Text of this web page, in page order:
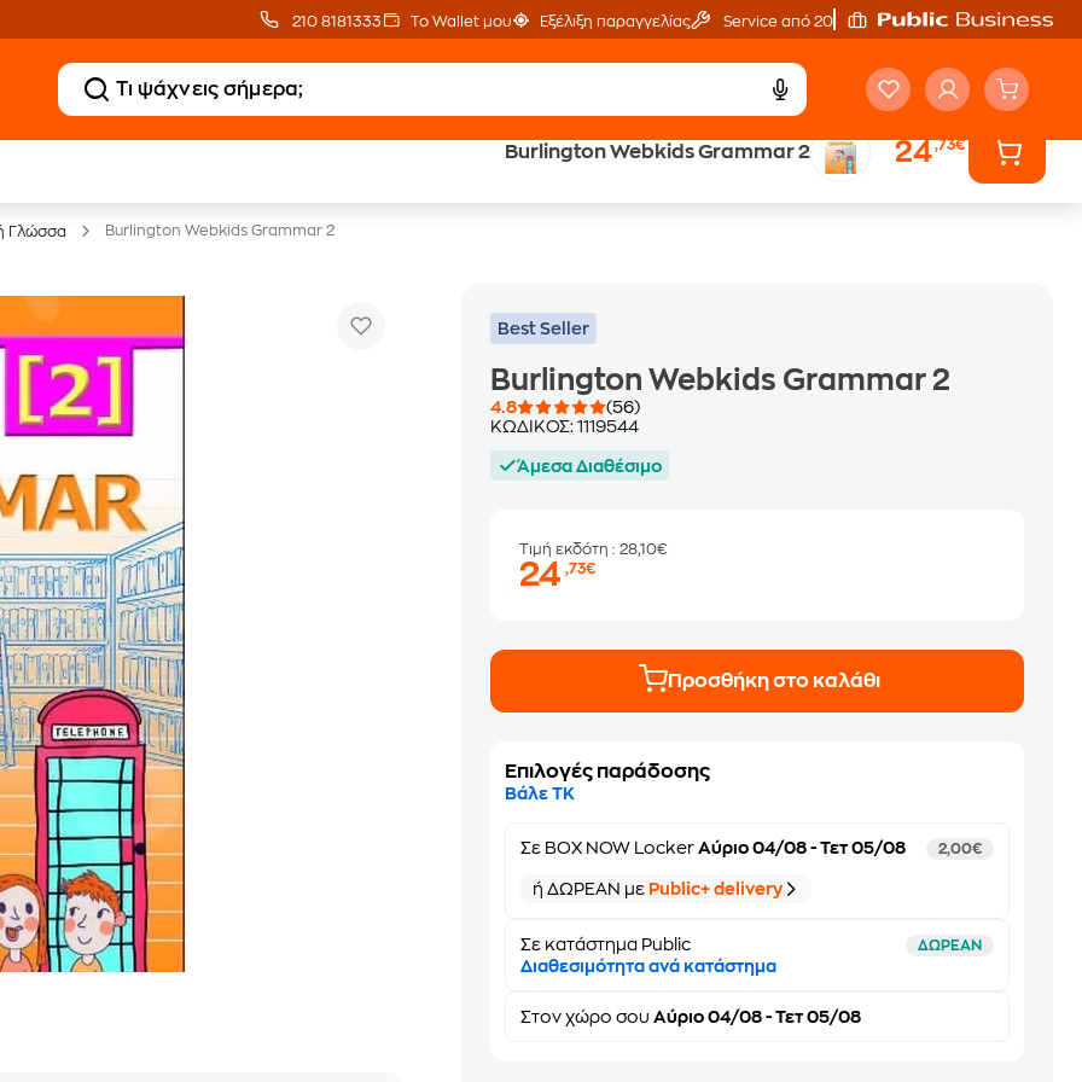
210 8181333 Το Wallet μου Εξέλιξη παραγγελίας Service από 20'
Burlington Webkids Grammar 2 24,73€
Δωρεάν Μεταφορικά Έλα στον κόσμο
Γλώσσα Burlington Webkids Grammar 2
Best Seller
Burlington Webkids Grammar 2
4.8
(56)
ΚΩΔΙΚΟΣ:1119544
Άμεσα Διαθέσιμο
Τιμή εκδότη: 28,10€
24,73€
Προσθήκη στο καλάθι
Επιλογές παράδοσης
Βάλε ΤΚ
Σε BOX NOW Locker Αύριο 04/08 - Τετ 05/08 2,00€
ή ΔΩΡΕΑΝ με Public+ delivery
Σε κατάστημα Public ΔΩΡΕΑΝ
Διαθεσιμότητα ανά κατάστημα
Στονχώρο σου Αύριο 04/08 - Τετ 05/08